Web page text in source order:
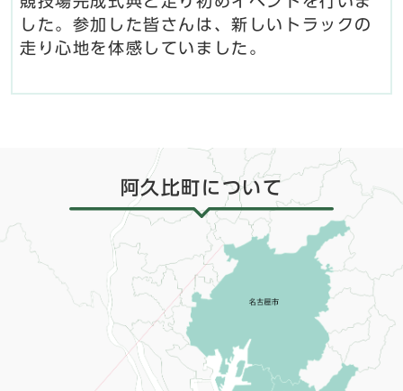
した。参加した皆さんは、新しいトラックの
走り心地を体感していました。
阿久比町について